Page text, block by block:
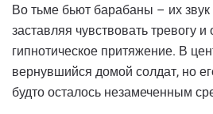
Во тьме бьют барабаны – их звук
заставляя чувствовать тревогу
гипнотическое притяжение. В
вернувшийся домой солдат, но
будто осталось незамеченным